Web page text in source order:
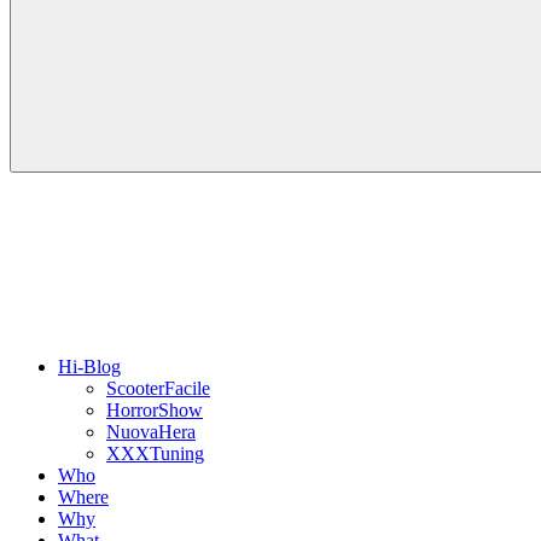
Hi-Blog
ScooterFacile
HorrorShow
NuovaHera
XXXTuning
Who
Where
Why